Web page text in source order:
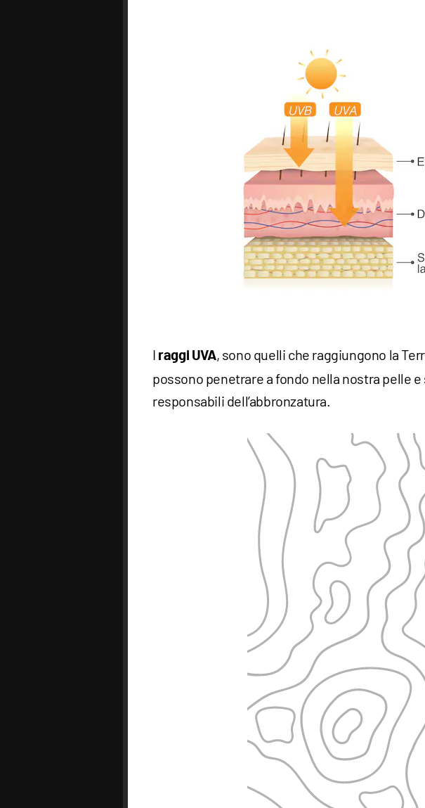
I raggi UVA, sono quelli che raggiungono la
possono penetrare a fondo nella nostra pelle
responsabili dell’abbronzatura.